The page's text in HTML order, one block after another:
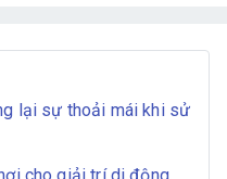
lại sự thoải mái khi sử